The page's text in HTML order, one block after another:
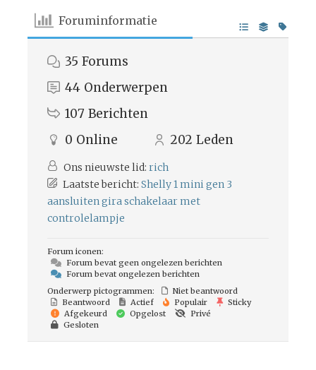
Foruminformatie
35 Forums
44 Onderwerpen
107 Berichten
0 Online 202 Leden
Ons nieuwste lid: rich
Laatste bericht: Shelly 1 mini gen 3
aansluiten gira schakelaar met
controlelampje
Forum iconen:
Forum bevat geen ongelezen berichten
Forum bevat ongelezen berichten
Onderwerp pictogrammen:
Niet beantwoord
Beantwoord
Actief Populair
Sticky
Afgekeurd
Opgelost
Privé
Gesloten